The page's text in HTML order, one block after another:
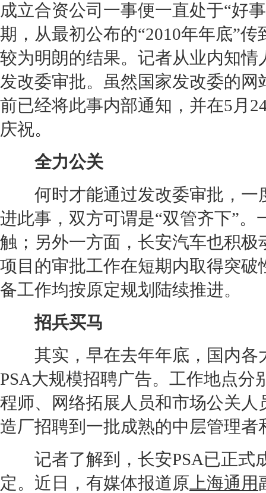
成立合资公司一事便一直处于“好
期，从最初公布的“2010年年底”
较为明朗的结果。记者从业内知情
发改委审批。虽然国家发改委的
前已经将此事内部通知，并在5月
庆祝。
全力公关
何时才能通过发改委审批，一
进此事，双方可谓是“双管齐下”
触；另外一方面， 长安汽车也积极
项目的审批工作在短期内取得突
备工作均按原定规划陆续推进。
招兵买马
其实，早在去年年底，国内各
PSA大规模招聘广告。工作地点
程师、网络拓展人员和市场公关人
造厂招聘到一批成熟的中层管理
记者了解到， 长安PSA已正式
定。近日，有媒体报道原 上海通用